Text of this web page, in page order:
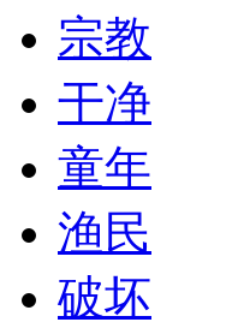
宗教
干净
童年
渔民
破坏